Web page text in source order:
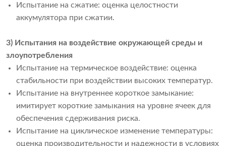
Испытание на сжатие: оценка целостности
аккумулятора при сжатии.
3) Испытания на воздействие окружающей среды и
злоупотребления
Испытание на термическое воздействие: оценка
стабильности при воздействии высоких температур.
Испытание на внутреннее короткое замыкание:
имитирует короткие замыкания на уровне ячеек для
обеспечения сдерживания риска.
Испытание на циклическое изменение температуры:
оценка производительности и надежности в условиях